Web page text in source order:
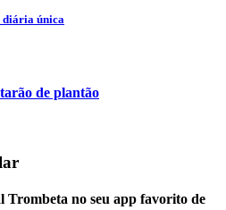
diária única
de plantão
Trombeta no seu app favorito de